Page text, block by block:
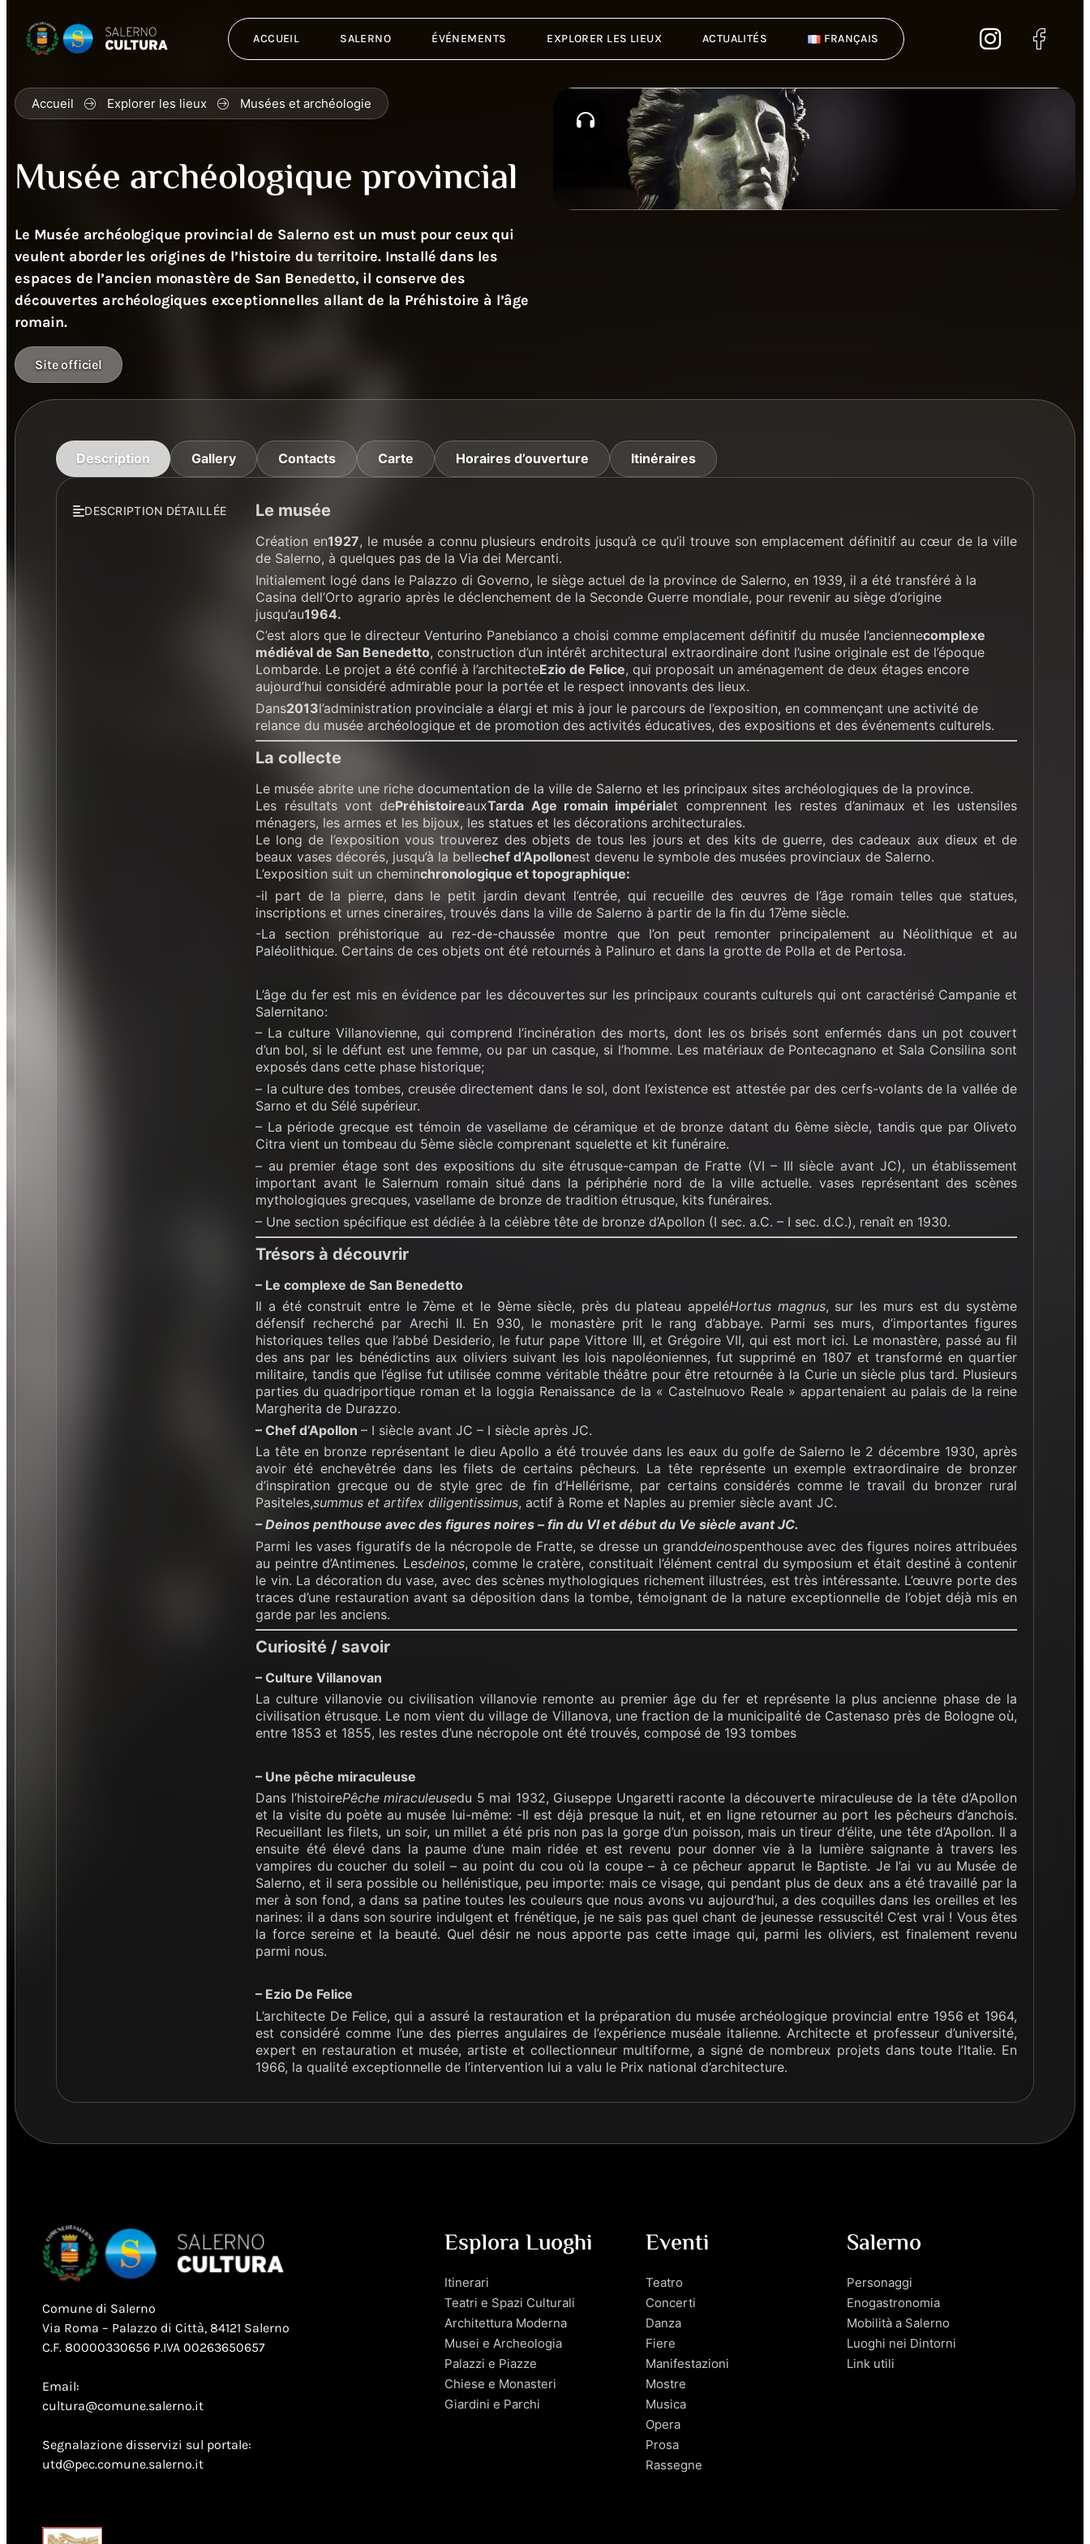
ACCUEIL SALERNO ÉVÉNEMENTS EXPLORER LES LIEUX ACTUALITÉS FRANÇAIS
Accueil Explorer les lieux Musées et archéologie
Musée archéologique provincial
Le Musée archéologique provincial de Salerno est un must pour ceux qui
veulent aborder les origines de l’histoire du territoire. Installé dans les
espaces de l’ancien monastère de San Benedetto, il conserve des
découvertes archéologiques exceptionnelles allant de la Préhistoire à l’âge
romain.
Site officiel
Description Gallery Contacts Carte Horaires d’ouverture Itinéraires
DESCRIPTION DÉTAILLÉE Le musée
Création en1927, le musée a connu plusieurs endroits jusqu’à ce qu’il trouve son emplacement définitif au cœur de la ville
de Salerno, à quelques pas de la Via dei Mercanti.
Initialement logé dans le Palazzo di Governo, le siège actuel de la province de Salerno, en 1939, il a été transféré à la
Casina dell’Orto agrario après le déclenchement de la Seconde Guerre mondiale, pour revenir au siège d’origine
jusqu’au1964.
C’est alors que le directeur Venturino Panebianco a choisi comme emplacement définitif du musée l’anciennecomplexe
médiéval de San Benedetto, construction d’un intérêt architectural extraordinaire dont l’usine originale est de l’époque
Lombarde. Le projet a été confié à l’architecteEzio de Felice, qui proposait un aménagement de deux étages encore
aujourd’hui considéré admirable pour la portée et le respect innovants des lieux.
Dans2013l’administration provinciale a élargi et mis à jour le parcours de l’exposition, en commençant une activité de
relance du musée archéologique et de promotion des activités éducatives, des expositions et des événements culturels.
La collecte
Le musée abrite une riche documentation de la ville de Salerno et les principaux sites archéologiques de la province.
Les résultats vont dePréhistoireauxTarda Age romain impérialet comprennent les restes d’animaux et les ustensiles
ménagers, les armes et les bijoux, les statues et les décorations architecturales.
Le long de l’exposition vous trouverez des objets de tous les jours et des kits de guerre, des cadeaux aux dieux et de
beaux vases décorés, jusqu’à la bellechef d’Apollonest devenu le symbole des musées provinciaux de Salerno.
L’exposition suit un cheminchronologique et topographique:
-il part de la pierre, dans le petit jardin devant l’entrée, qui recueille des œuvres de l’âge romain telles que statues,
inscriptions et urnes cineraires, trouvés dans la ville de Salerno à partir de la fin du 17ème siècle.
-La section préhistorique au rez-de-chaussée montre que l’on peut remonter principalement au Néolithique et au
Paléolithique. Certains de ces objets ont été retournés à Palinuro et dans la grotte de Polla et de Pertosa.
L’âge du fer est mis en évidence par les découvertes sur les principaux courants culturels qui ont caractérisé Campanie et
Salernitano:
– La culture Villanovienne, qui comprend l’incinération des morts, dont les os brisés sont enfermés dans un pot couvert
d’un bol, si le défunt est une femme, ou par un casque, si l’homme. Les matériaux de Pontecagnano et Sala Consilina sont
exposés dans cette phase historique;
– la culture des tombes, creusée directement dans le sol, dont l’existence est attestée par des cerfs-volants de la vallée de
Sarno et du Sélé supérieur.
– La période grecque est témoin de vasellame de céramique et de bronze datant du 6ème siècle, tandis que par Oliveto
Citra vient un tombeau du 5ème siècle comprenant squelette et kit funéraire.
– au premier étage sont des expositions du site étrusque-campan de Fratte (VI – III siècle avant JC), un établissement
important avant le Salernum romain situé dans la périphérie nord de la ville actuelle. vases représentant des scènes
mythologiques grecques, vasellame de bronze de tradition étrusque, kits funéraires.
– Une section spécifique est dédiée à la célèbre tête de bronze d’Apollon (I sec. a.C. – I sec. d.C.), renaît en 1930.
Trésors à découvrir
– Le complexe de San Benedetto
Il a été construit entre le 7ème et le 9ème siècle, près du plateau appeléHortus magnus, sur les murs est du système
défensif recherché par Arechi II. En 930, le monastère prit le rang d’abbaye. Parmi ses murs, d’importantes figures
historiques telles que l’abbé Desiderio, le futur pape Vittore III, et Grégoire VII, qui est mort ici. Le monastère, passé au fil
des ans par les bénédictins aux oliviers suivant les lois napoléoniennes, fut supprimé en 1807 et transformé en quartier
militaire, tandis que l’église fut utilisée comme véritable théâtre pour être retournée à la Curie un siècle plus tard. Plusieurs
parties du quadriportique roman et la loggia Renaissance de la « Castelnuovo Reale » appartenaient au palais de la reine
Margherita de Durazzo.
– Chef d’Apollon– I siècle avant JC – I siècle après JC.
La tête en bronze représentant le dieu Apollo a été trouvée dans les eaux du golfe de Salerno le 2 décembre 1930, après
avoir été enchevêtrée dans les filets de certains pêcheurs. La tête représente un exemple extraordinaire de bronzer
d’inspiration grecque ou de style grec de fin d’Hellérisme, par certains considérés comme le travail du bronzer rural
Pasiteles,summus et artifex diligentissimus, actif à Rome et Naples au premier siècle avant JC.
– Deinos penthouse avec des figures noires – fin du VI et début du Ve siècle avant JC.
Parmi les vases figuratifs de la nécropole de Fratte, se dresse un granddeinospenthouse avec des figures noires attribuées
au peintre d’Antimenes. Lesdeinos, comme le cratère, constituait l’élément central du symposium et était destiné à contenir
le vin. La décoration du vase, avec des scènes mythologiques richement illustrées, est très intéressante. L’œuvre porte des
traces d’une restauration avant sa déposition dans la tombe, témoignant de la nature exceptionnelle de l’objet déjà mis en
garde par les anciens.
Curiosité / savoir
– Culture Villanovan
La culture villanovie ou civilisation villanovie remonte au premier âge du fer et représente la plus ancienne phase de la
civilisation étrusque. Le nom vient du village de Villanova, une fraction de la municipalité de Castenaso près de Bologne où,
entre 1853 et 1855, les restes d’une nécropole ont été trouvés, composé de 193 tombes
– Une pêche miraculeuse
Dans l’histoirePêche miraculeusedu 5 mai 1932, Giuseppe Ungaretti raconte la découverte miraculeuse de la tête d’Apollon
et la visite du poète au musée lui-même: -Il est déjà presque la nuit, et en ligne retourner au port les pêcheurs d’anchois.
Recueillant les filets, un soir, un millet a été pris non pas la gorge d’un poisson, mais un tireur d’élite, une tête d’Apollon. Il a
ensuite été élevé dans la paume d’une main ridée et est revenu pour donner vie à la lumière saignante à travers les
vampires du coucher du soleil – au point du cou où la coupe – à ce pêcheur apparut le Baptiste. Je l’ai vu au Musée de
Salerno, et il sera possible ou hellénistique, peu importe: mais ce visage, qui pendant plus de deux ans a été travaillé par la
mer à son fond, a dans sa patine toutes les couleurs que nous avons vu aujourd’hui, a des coquilles dans les oreilles et les
narines: il a dans son sourire indulgent et frénétique, je ne sais pas quel chant de jeunesse ressuscité! C’est vrai ! Vous êtes
la force sereine et la beauté. Quel désir ne nous apporte pas cette image qui, parmi les oliviers, est finalement revenu
parmi nous.
– Ezio De Felice
L’architecte De Felice, qui a assuré la restauration et la préparation du musée archéologique provincial entre 1956 et 1964,
est considéré comme l’une des pierres angulaires de l’expérience muséale italienne. Architecte et professeur d’université,
expert en restauration et musée, artiste et collectionneur multiforme, a signé de nombreux projets dans toute l’Italie. En
1966, la qualité exceptionnelle de l’intervention lui a valu le Prix national d’architecture.
Comune di Salerno
Via Roma – Palazzo di Città, 84121 Salerno
C.F. 80000330656 P.IVA 00263650657
Email:
cultura@comune.salerno.it
Segnalazione disservizi sul portale:
utd@pec.comune.salerno.it
Esplora Luoghi
Itinerari
Teatri e Spazi Culturali
Architettura Moderna
Musei e Archeologia
Palazzi e Piazze
Chiese e Monasteri
Giardini e Parchi
Eventi
Teatro
Concerti
Danza
Fiere
Manifestazioni
Mostre
Musica
Opera
Prosa
Rassegne
Salerno
Personaggi
Enogastronomia
Mobilità a Salerno
Luoghi nei Dintorni
Link utili